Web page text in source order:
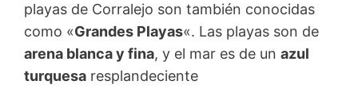
playas de Corralejo son también conocidas
como «Grandes Playas«. Las playas son de
arena blanca y fina, y el mar es de un azul
turquesa resplandeciente